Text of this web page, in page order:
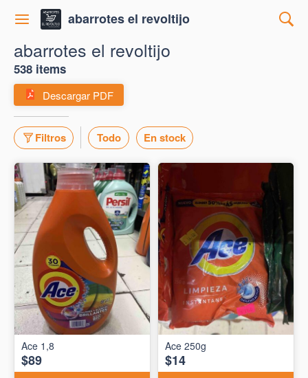
abarrotes el revoltijo
abarrotes el revoltijo
538 items
Descargar PDF
Filtros Todo En stock
Ace 1,8
$89
Ace 250g
$14